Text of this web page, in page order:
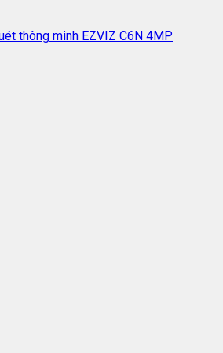
thông minh EZVIZ C6N 4MP